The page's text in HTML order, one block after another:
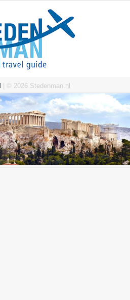
| © 2026 Stedenman.nl